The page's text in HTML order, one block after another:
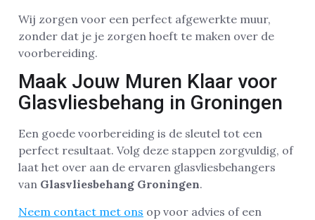
Wij zorgen voor een perfect afgewerkte muur,
zonder dat je je zorgen hoeft te maken over de
voorbereiding.
Maak Jouw Muren Klaar voor
Glasvliesbehang in Groningen
Een goede voorbereiding is de sleutel tot een
perfect resultaat. Volg deze stappen zorgvuldig, of
laat het over aan de ervaren glasvliesbehangers
van Glasvliesbehang Groningen.
Neem contact met ons op voor advies of een